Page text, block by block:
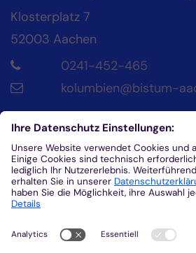
Klosterplatz 7
52003 Aachen
0241-452-465
kolumbien@bistum-
Kontakt
Diözesanrat der
Aachen
Klosterplatz 4